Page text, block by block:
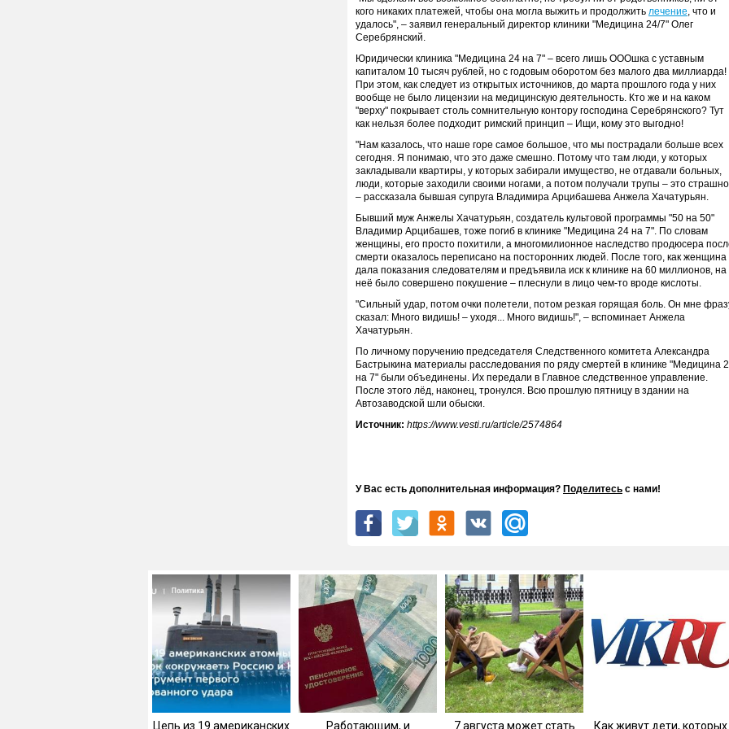
кого никаких платежей, чтобы она могла выжить и продолжить лечение, что и
удалось", – заявил генеральный директор клиники "Медицина 24/7" Олег
Серебрянский.
Юридически клиника "Медицина 24 на 7" – всего лишь ОООшка с уставным
капиталом 10 тысяч рублей, но с годовым оборотом без малого два миллиарда!
При этом, как следует из открытых источников, до марта прошлого года у них
вообще не было лицензии на медицинскую деятельность. Кто же и на каком
"верху" покрывает столь сомнительную контору господина Серебрянского? Тут
как нельзя более подходит римский принцип – Ищи, кому это выгодно!
"Нам казалось, что наше горе самое большое, что мы пострадали больше всех
сегодня. Я понимаю, что это даже смешно. Потому что там люди, у которых
закладывали квартиры, у которых забирали имущество, не отдавали больных,
люди, которые заходили своими ногами, а потом получали трупы – это
– рассказала бывшая супруга Владимира Арцибашева Анжела Хачатурьян.
Бывший муж Анжелы Хачатурьян, создатель культовой программы "50 на 50"
Владимир Арцибашев, тоже погиб в клинике "Медицина 24 на 7". По словам
женщины, его просто похитили, а многомилионное наследство продюсера
смерти оказалось переписано на посторонних людей. После того, как женщина
дала показания следователям и предъявила иск к клинике на 60 миллионов, на
неё было совершено покушение – плеснули в лицо чем-то вроде кислоты.
"Сильный удар, потом очки полетели, потом резкая горящая боль. Он мне
сказал: Много видишь! – уходя... Много видишь!", – вспоминает Анжела
Хачатурьян.
По личному поручению председателя Следственного комитета Александра
Бастрыкина материалы расследования по ряду смертей в клинике "Медицина
на 7" были объединены. Их передали в Главное следственное управление.
После этого лёд, наконец, тронулся. Всю прошлую пятницу в здании на
Автозаводской шли обыски.
Источник: https://www.vesti.ru/article/2574864
У Вас есть дополнительная информация? Поделитесь с нами!
Цепь из 19 американских Работающим, и 7 августа может стать Как живут дети, которых